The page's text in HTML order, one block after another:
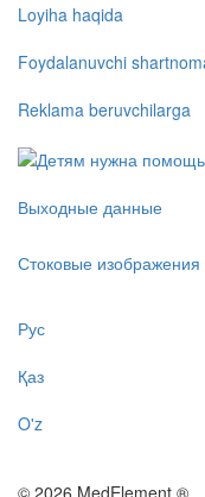
Loyiha haqida
Foydalanuvchi
Reklama beruvchilarga
Выходные данные
Стоковые изображения
Рус
Қаз
O'z
© 2026 MedElement ®